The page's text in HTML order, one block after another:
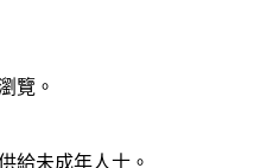
覽。
給未成年人士。